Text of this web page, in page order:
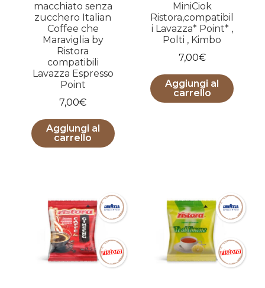
macchiato senza
zucchero Italian
Coffee che
Maraviglia by
Ristora
compatibili
Lavazza Espresso
Point
7,00€
Aggiungi al
carrello
MiniCiok
Ristora,compatibil
i Lavazza* Point* ,
Polti , Kimbo
7,00€
Aggiungi al
carrello